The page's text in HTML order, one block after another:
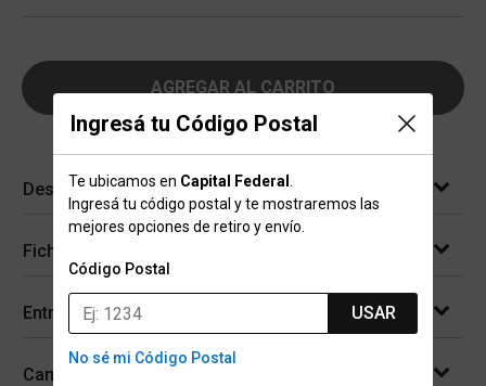
Ingresá tu Código Postal
Te ubicamos en Capital Federal
Ingresá tu código postal y te mostraremos las
mejores opciones de retiro y envío.
Código Postal
USAR
No sé mi Código Postal
AGREGAR AL CARRITO
Descripción
Ficha técnica
Entregas
Cambios y devoluciones